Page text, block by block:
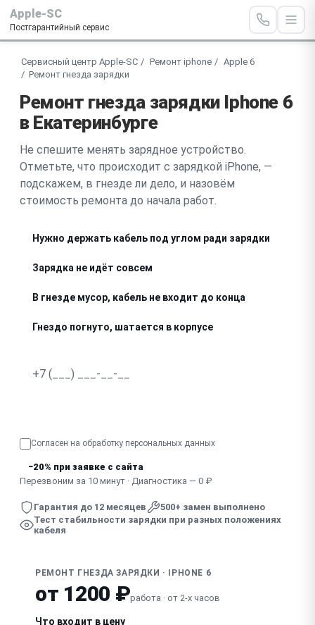
Apple-SC
Постгарантийный сервис
Сервисный центр Apple-SC Ремонт iphone
Apple 6
Ремонт гнезда зарядки
Ремонт гнезда зарядки Iphone 6
в Екатеринбурге
Не спешите менять зарядное устройство.
Отметьте, что происходит с зарядкой iPhone, —
подскажем, в гнезде ли дело, и назовём
стоимость ремонта до начала работ.
Нужно держать кабель под углом ради зарядки
Зарядка не идёт совсем
В гнезде мусор, кабель не входит до конца
Гнездо погнуто, шатается в корпусе
Согласен на обработку персональных данных
−20% при заявке с сайта
Перезвоним за 10 минут · Диагностика — 0 ₽
Гарантия до 12 месяцев
500+ замен выполнено
Тест стабильности зарядки при разных положениях
кабеля
РЕМОНТ ГНЕЗДА ЗАРЯДКИ · IPHONE 6
от 1200 ₽работа · от 2-х часов
Что входит в цену